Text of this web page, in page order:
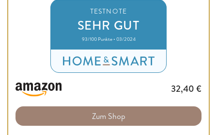
TESTNOTE
SEHR GUT
93/100 Punkte • 03/2024
32,40 €
Zum Shop